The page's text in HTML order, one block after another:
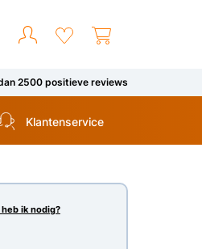
2500 positieve reviews
Klantenservice
ik nodig?